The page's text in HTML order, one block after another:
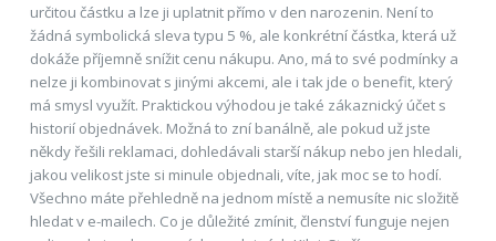
určitou částku a lze ji uplatnit přímo v den narozenin. Není to
žádná symbolická sleva typu 5 %, ale konkrétní částka, která už
dokáže příjemně snížit cenu nákupu. Ano, má to své podmínky a
nelze ji kombinovat s jinými akcemi, ale i tak jde o benefit, který
má smysl využít. Praktickou výhodou je také zákaznický účet s
historií objednávek. Možná to zní banálně, ale pokud už jste
někdy řešili reklamaci, dohledávali starší nákup nebo jen hledali,
jakou velikost jste si minule objednali, víte, jak moc se to hodí.
Všechno máte přehledně na jednom místě a nemusíte nic složitě
hledat v e-mailech. Co je důležité zmínit, členství funguje nejen